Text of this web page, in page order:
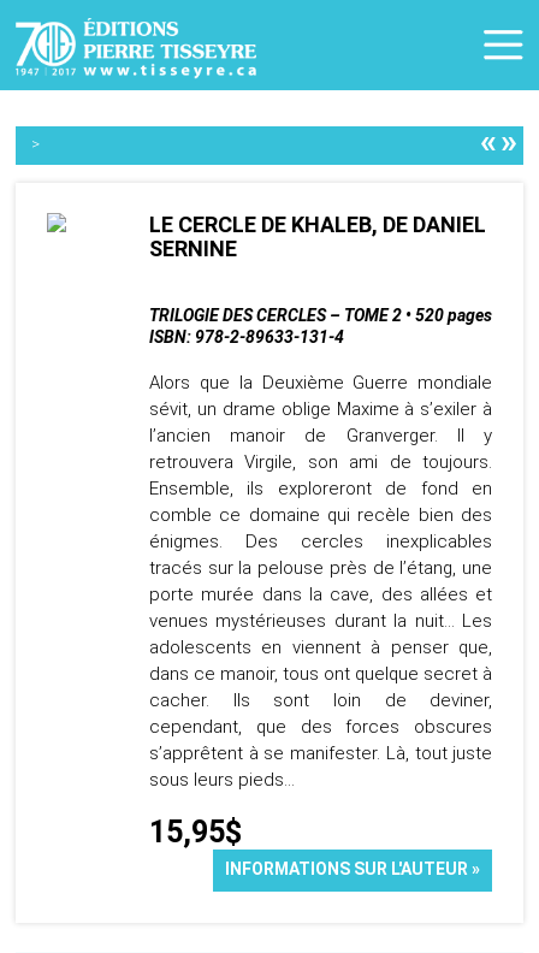
> «»
LE CERCLE DE KHALEB, DE DANIEL
SERNINE
TRILOGIE DES CERCLES – TOME 2 • 520 pages
ISBN: 978-2-89633-131-4
Alors que la Deuxième Guerre mondiale
sévit, un drame oblige Maxime à s’exiler à
l’ancien manoir de Granverger. Il y
retrouvera Virgile, son ami de toujours.
Ensemble, ils exploreront de fond en
comble ce domaine qui recèle bien des
énigmes. Des cercles inexplicables
tracés sur la pelouse près de l’étang, une
porte murée dans la cave, des allées et
venues mystérieuses durant la nuit… Les
adolescents en viennent à penser que,
dans ce manoir, tous ont quelque secret à
cacher. Ils sont loin de deviner,
cependant, que des forces obscures
s’apprêtent à se manifester. Là, tout juste
sous leurs pieds…
15,95$
INFORMATIONS SUR L'AUTEUR »